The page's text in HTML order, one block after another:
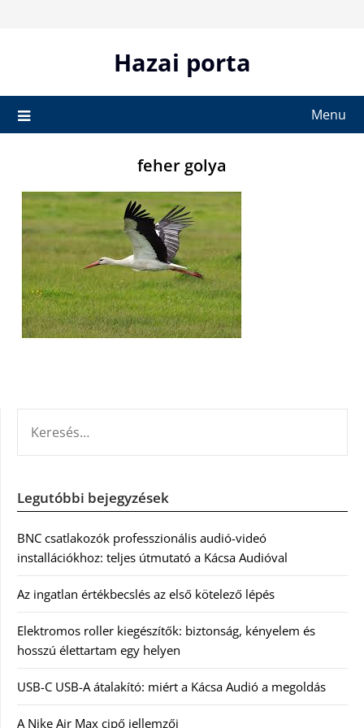
Hazai porta
Menu
feher golya
Legutóbbi bejegyzések
BNC csatlakozók professzionális audió-videó
installációkhoz: teljes útmutató a Kácsa Audióval
Az ingatlan értékbecslés az első kötelező lépés
Elektromos roller kiegészítők: biztonság, kényelem és
hosszú élettartam egy helyen
USB-C USB-A átalakító: miért a Kácsa Audió a megoldás
A Nike Air Max cipő jellemzői